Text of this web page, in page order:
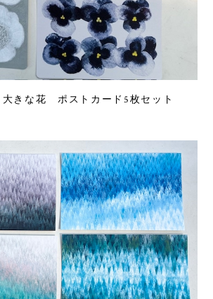
きな花 ポストカード5枚セット